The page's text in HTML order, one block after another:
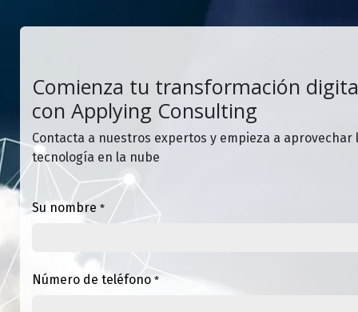
Comienza tu transformación
con Applying Consulting
Contacta a nuestros expertos y empieza a aprovechar
tecnología en la nube
Su nombre *
Número de teléfono*